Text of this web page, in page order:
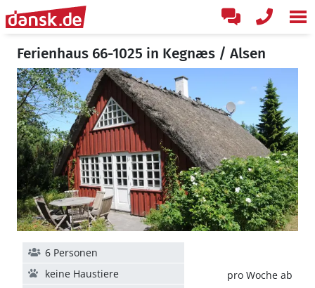
Ferienhaus 66-1025 in Kegnæs / Alsen
pro Woche ab
6 Personen
keine Haustiere